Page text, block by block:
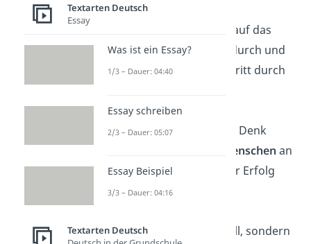
„Konzentriere dich auf das
Positive, atme tief durch und
gehe Schritt für Schritt durch
„Du bist nicht allein. Denk
Menschen an
dich glauben und dir Erfolg
wünschen.”
„Erfolg ist kein Zufall, sondern
Textarten Deutsch
Essay
Was ist ein Essay?
1/3 – Dauer: 04:40
Essay schreiben
2/3 – Dauer: 05:07
Essay Beispiel
3/3 – Dauer: 04:16
Textarten Deutsch